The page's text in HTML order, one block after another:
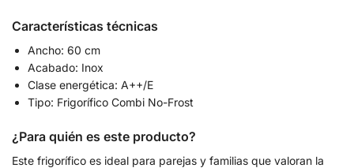
Características técnicas
Ancho: 60 cm
Acabado: Inox
Clase energética: A++/E
Tipo: Frigorífico Combi No-Frost
¿Para quién es este producto?
Este frigorífico es ideal para parejas y familias que valoran la